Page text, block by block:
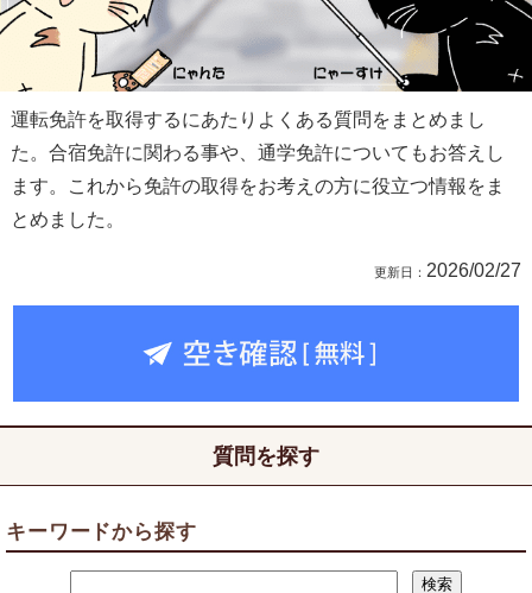
運転免許を取得するにあたりよくある質問をまとめまし
た。合宿免許に関わる事や、通学免許についてもお答えし
ます。これから免許の取得をお考えの方に役立つ情報をま
とめました。
2026/02/27
質問を探す
キーワードから探す